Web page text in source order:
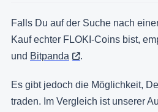
Falls Du auf der Suche nach
Kauf echter FLOKI-Coins bist,
und Bitpanda .
Es gibt jedoch die Möglichkeit,
traden. Im Vergleich ist unserer